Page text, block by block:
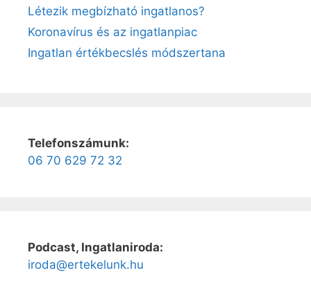
Létezik megbízható ingatlanos?
Koronavírus és az ingatlanpiac
Ingatlan értékbecslés módszertana
Telefonszámunk:
06 70 629 72 32
Podcast, Ingatlaniroda:
iroda@ertekelunk.hu